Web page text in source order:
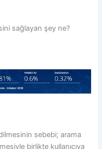
sağlayan şey ne?
sebebi; arama
birlikte kullanıcıya